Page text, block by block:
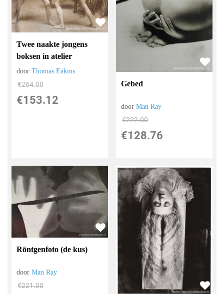
Twee naakte jongens
boksen in atelier
doorThomas Eakins
€264.00
€153.12
Gebed
doorMan Ray
€222.00
€128.76
Röntgenfoto (de kus)
doorMan Ray
€221.00